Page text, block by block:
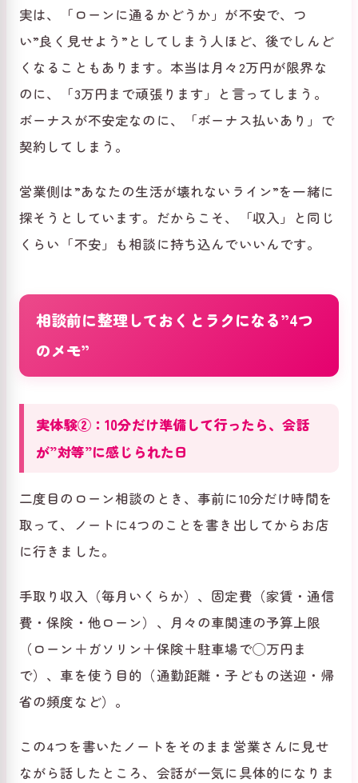
実は、「ローンに通るかどうか」が不安で、つ
い”良く見せよう”としてしまう人ほど、後でしんど
くなることもあります。本当は月々2万円が限界な
のに、「3万円まで頑張ります」と言ってしまう。
ボーナスが不安定なのに、「ボーナス払いあり」で
契約してしまう。
営業側は”あなたの生活が壊れないライン”を一緒に
探そうとしています。だからこそ、「収入」と同じ
くらい「不安」も相談に持ち込んでいいんです。
相談前に整理しておくとラクになる”4つ
のメモ”
実体験②：10分だけ準備して行ったら、会話
が”対等”に感じられた日
二度目のローン相談のとき、事前に10分だけ時間を
取って、ノートに4つのことを書き出してからお店
に行きました。
手取り収入（毎月いくらか）、固定費（家賃・通信
費・保険・他ローン）、月々の車関連の予算上限
（ローン＋ガソリン＋保険＋駐車場で◯万円ま
で）、車を使う目的（通勤距離・子どもの送迎・帰
省の頻度など）。
この4つを書いたノートをそのまま営業さんに見せ
ながら話したところ、会話が一気に具体的になりま